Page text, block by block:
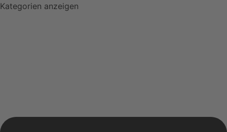
Kategorien anzeigen